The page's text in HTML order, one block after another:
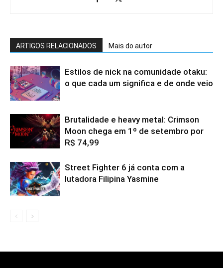
ARTIGOS RELACIONADOS Mais do autor
Estilos de nick na comunidade otaku:
o que cada um significa e de onde veio
Brutalidade e heavy metal: Crimson
Moon chega em 1º de setembro por
R$ 74,99
Street Fighter 6 já conta com a
lutadora Filipina Yasmine